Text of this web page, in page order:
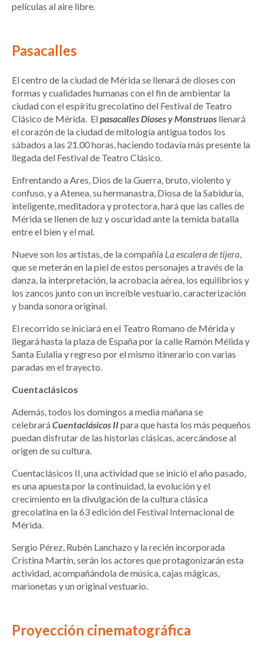
películas al aire libre.
Pasacalles
El centro de la ciudad de Mérida se llenará de dioses con
formas y cualidades humanas con el fin de ambientar la
ciudad con el espíritu grecolatino del Festival de Teatro
Clásico de Mérida. Elpasacalles Dioses y Monstruos llenará
el corazón de la ciudad de mitología antigua todos los
sábados a las 21.00 horas, haciendo todavía más presente la
llegada del Festival de Teatro Clásico.
Enfrentando a Ares, Dios de la Guerra, bruto, violento y
confuso, y a Atenea, su hermanastra, Diosa de la Sabiduría,
inteligente, meditadora y protectora, hará que las calles de
Mérida se llenen de luz y oscuridad ante la temida batalla
entre el bien y el mal.
Nueve son los artistas, de la compañía La escalera de tijera,
que se meterán en la piel de estos personajes a través de la
danza, la interpretación, la acrobacia aérea, los equilibrios y
los zancos junto con un increíble vestuario, caracterización
y banda sonora original.
El recorrido se iniciará en el Teatro Romano de Mérida y
llegará hasta la plaza de España por la calle Ramón Mélida y
Santa Eulalia y regreso por el mismo itinerario con varias
paradas en el trayecto.
Cuentaclásicos
Además, todos los domingos a media mañana se
celebraráCuentaclásicos IIpara que hasta los más pequeños
puedan disfrutar de las historias clásicas, acercándose al
origen de su cultura.
Cuentaclásicos II, una actividad que se inició el año pasado,
es una apuesta por la continuidad, la evolución y el
crecimiento en la divulgación de la cultura clásica
grecolatina en la 63 edición del Festival Internacional de
Mérida.
Sergio Pérez, Rubén Lanchazo y la recién incorporada
Cristina Martín, serán los actores que protagonizarán esta
actividad, acompañándola de música, cajas mágicas,
marionetas y un original vestuario.
Proyección cinematográfica